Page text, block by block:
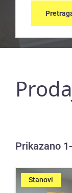
Prikazano
Stanovi